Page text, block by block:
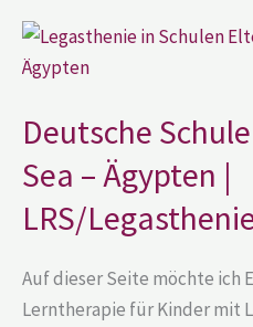
Deutsche
Sea – Ägypten |
LRS/
Auf dieser Seite möchte ich
Lerntherapie für Kinder mit
Deutsche
Schule
Hurghada-
Red
–
Ägypten
LRS/Legasthenie/